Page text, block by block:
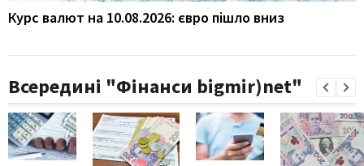
Курс валют на 10.08.2026: євро пішло вниз
Всередині "Фінанси bigmir)net"